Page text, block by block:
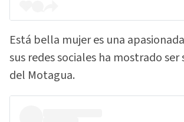
Está bella mujer es una
sus redes sociales ha mostrado
del Motagua.